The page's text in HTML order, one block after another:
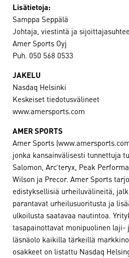
Lisätietoja:
Samppa Seppälä
Johtaja, viestintä ja
Amer Sports Oyj
Puh. 050 568 0533
JAKELU
Nasdaq Helsinki
Keskeiset tiedotusvälineet
www.amersports.com
AMER SPORTS
Amer Sports
jonka kansainvälisesti tunnettuja
Salomon, Arc’teryx, Peak
Wilson ja Precor. Amer Sports
edistyksellisiä urheiluvälineitä,
parantavat urheilusuoritusta ja
ulkoilusta saatavaa nautintoa.
tasapainottavat monipuolinen laji-
läsnäolo kaikilla tärkeillä
osakkeet on listattu Nasdaq